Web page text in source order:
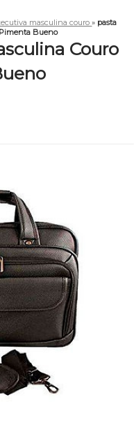
masculina couro» pasta
Bueno
Couro